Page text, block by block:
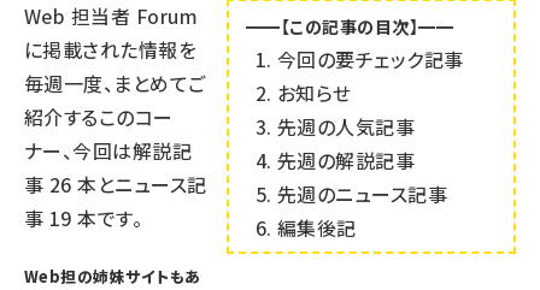
━━【この記事の目次】━━
今回の要チェック記事
お知らせ
先週の人気記事
先週の解説記事
先週のニュース記事
編集後記
Web 担当者 Forum
に掲載された情報を
毎週一度、まとめてご
紹介するこのコー
ナー、今回は解説記
事 26 本とニュース記
事 19 本です。
Web担の姉妹サイトもあ